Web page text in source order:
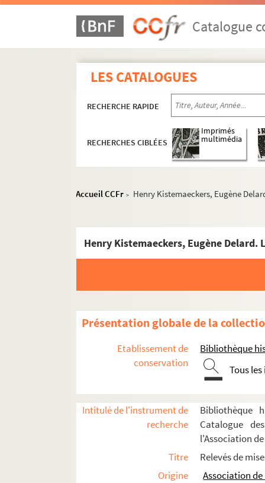
Catalogue
LES CATALOGUES
RECHERCHE RAPIDE
RECHERCHES CIBLÉES
Imprimés
multimédia
Accueil CCFr > Henry Kistemaeckers, Eugène
Henry Kistemaeckers, Eugène Delard.
Présentation globale de la
Etablissement de
conservation
Bibliothèque
Tous
Intitulé de l'instrument de
recherche
Bibliothèque
Catalogue
l'Association
Titre
Relevés de
Origine
Association